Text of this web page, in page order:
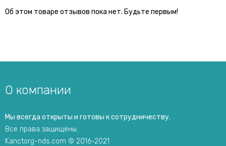
Об этом товаре отзывов пока нет. Будьте первым!
О компании
Мы всегда открыты и готовы к сотрудничеству.
Все права защищены.
Kanctorg-nds.com © 2016-2021